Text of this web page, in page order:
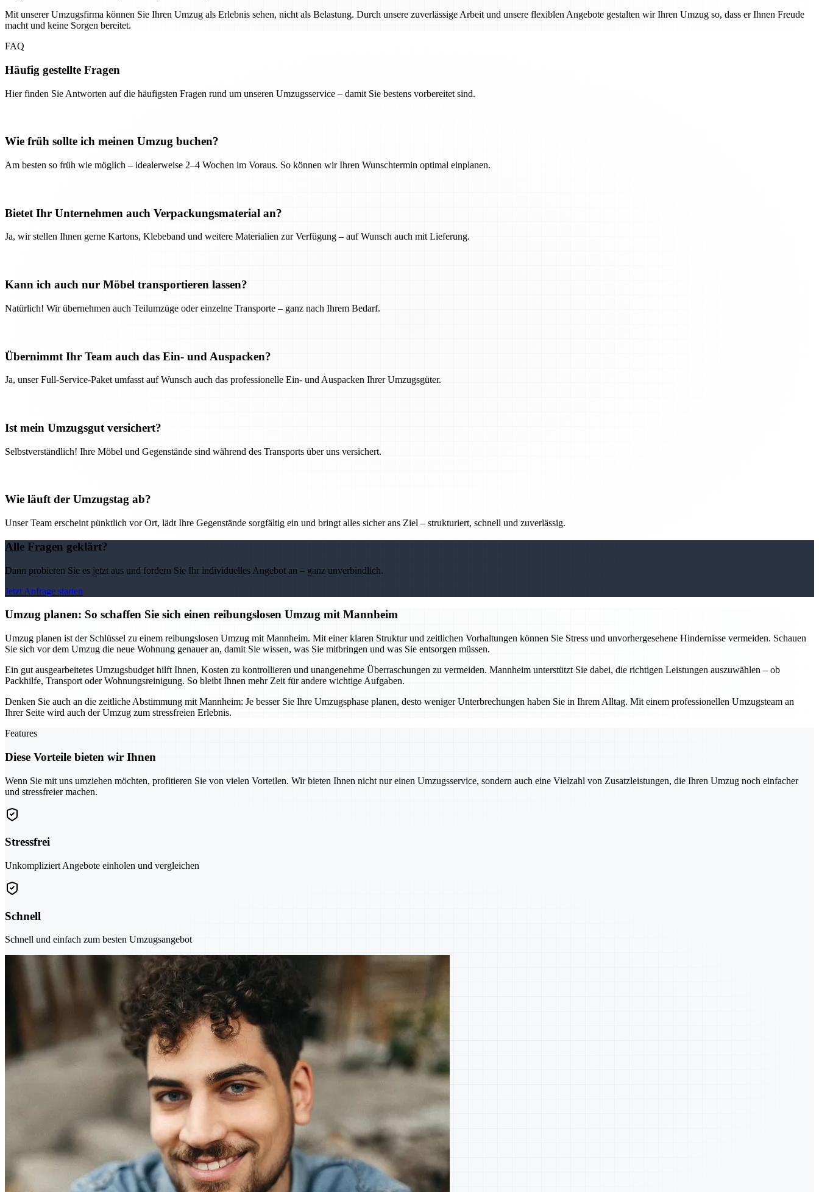
Mit unserer Umzugsfirma können Sie Ihren Umzug als Erlebnis sehen, nicht als Belastung. Durch unsere zuverlässige Arbeit und unsere flexiblen Angebote gestalten wir Ihren Umzug so, dass er Ihnen Freude
macht und keine Sorgen bereitet.
FAQ
Häufig gestellte Fragen
Hier finden Sie Antworten auf die häufigsten Fragen rund um unseren Umzugsservice – damit Sie bestens vorbereitet sind.
Wie früh sollte ich meinen Umzug buchen?
Am besten so früh wie möglich – idealerweise 2–4 Wochen im Voraus. So können wir Ihren Wunschtermin optimal einplanen.
Bietet Ihr Unternehmen auch Verpackungsmaterial an?
Ja, wir stellen Ihnen gerne Kartons, Klebeband und weitere Materialien zur Verfügung – auf Wunsch auch mit Lieferung.
Kann ich auch nur Möbel transportieren lassen?
Natürlich! Wir übernehmen auch Teilumzüge oder einzelne Transporte – ganz nach Ihrem Bedarf.
Übernimmt Ihr Team auch das Ein- und Auspacken?
Ja, unser Full-Service-Paket umfasst auf Wunsch auch das professionelle Ein- und Auspacken Ihrer Umzugsgüter.
Ist mein Umzugsgut versichert?
Selbstverständlich! Ihre Möbel und Gegenstände sind während des Transports über uns versichert.
Wie läuft der Umzugstag ab?
Unser Team erscheint pünktlich vor Ort, lädt Ihre Gegenstände sorgfältig ein und bringt alles sicher ans Ziel – strukturiert, schnell und zuverlässig.
Alle Fragen geklärt?
Dann probieren Sie es jetzt aus und fordern Sie Ihr individuelles Angebot an – ganz unverbindlich.
Jetzt Anfrage starten
Umzug planen: So schaffen Sie sich einen reibungslosen Umzug mit Mannheim
Umzug planen ist der Schlüssel zu einem reibungslosen Umzug mit Mannheim. Mit einer klaren Struktur und zeitlichen Vorhaltungen können Sie Stress und unvorhergesehene Hindernisse vermeiden. Schauen
Sie sich vor dem Umzug die neue Wohnung genauer an, damit Sie wissen, was Sie mitbringen und was Sie entsorgen müssen.
Ein gut ausgearbeitetes Umzugsbudget hilft Ihnen, Kosten zu kontrollieren und unangenehme Überraschungen zu vermeiden. Mannheim unterstützt Sie dabei, die richtigen Leistungen auszuwählen – ob
Packhilfe, Transport oder Wohnungsreinigung. So bleibt Ihnen mehr Zeit für andere wichtige Aufgaben.
Denken Sie auch an die zeitliche Abstimmung mit Mannheim: Je besser Sie Ihre Umzugsphase planen, desto weniger Unterbrechungen haben Sie in Ihrem Alltag. Mit einem professionellen Umzugsteam an
Ihrer Seite wird auch der Umzug zum stressfreien Erlebnis.
Features
Diese Vorteile bieten wir Ihnen
Wenn Sie mit uns umziehen möchten, profitieren Sie von vielen Vorteilen. Wir bieten Ihnen nicht nur einen Umzugsservice, sondern auch eine Vielzahl von Zusatzleistungen, die Ihren Umzug noch einfacher
und stressfreier machen.
Stressfrei
Unkompliziert Angebote einholen und vergleichen
Schnell
Schnell und einfach zum besten Umzugsangebot